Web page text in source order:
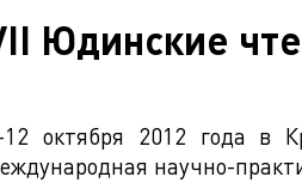
Юдинские
октября 2012 года в
научно-